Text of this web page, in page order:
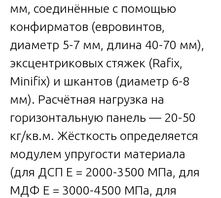
мм, соединённые с помощью
конфирматов (евровинтов,
диаметр 5-7 мм, длина 40-70 мм),
эксцентриковых стяжек (Rafix,
Minifix) и шкантов (диаметр 6-8
мм). Расчётная нагрузка на
горизонтальную панель — 20-50
кг/кв.м. Жёсткость определяется
модулем упругости материала
(для ДСП E = 2000-3500 МПа, для
МДФ E = 3000-4500 МПа, для